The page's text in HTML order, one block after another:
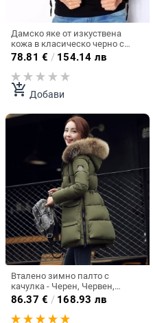
Дамско яке от изкуствена
кожа в класическо черно с
много ципове
78.81 € / 154.14 лв
add_shopping_cart Добави
Вталено зимно палто с
качулка - Черен, Червен,
Зелен, Син цвят.
86.37 € / 168.93 лв